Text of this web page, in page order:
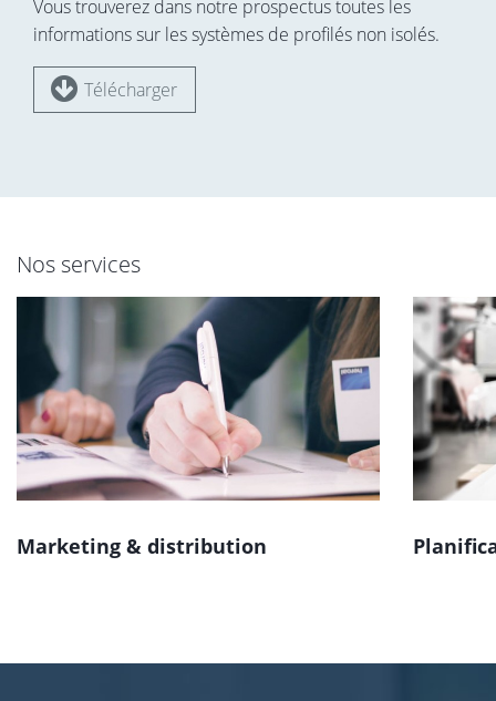
Vous trouverez dans notre prospectus toutes les
informations sur les systèmes de profilés non isolés.
Télécharger
Nos services
Marketing & distribution